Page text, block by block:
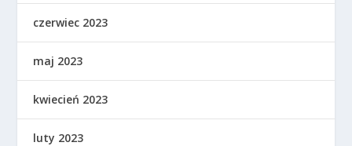
czerwiec 2023
maj 2023
kwiecień 2023
luty 2023